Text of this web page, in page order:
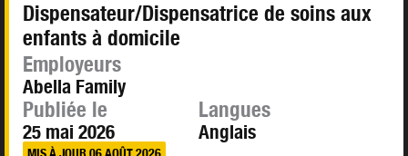
Dispensateur/Dispensatrice de soins aux
enfants à domicile
Employeurs
Abella Family
Publiée le
25 mai 2026
Langues
Anglais